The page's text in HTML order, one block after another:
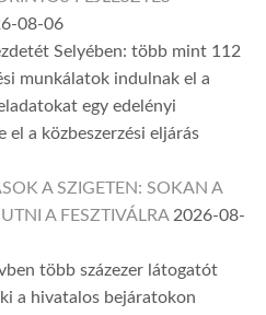
08-06
Selyében: több mint 112
munkálatok indulnak el a
egy edelényi
el a közbeszerzési eljárás
A SZIGETEN: SOKAN A
A FESZTIVÁLRA 2026-08-
több százezer látogatót
a hivatalos bejáratokon